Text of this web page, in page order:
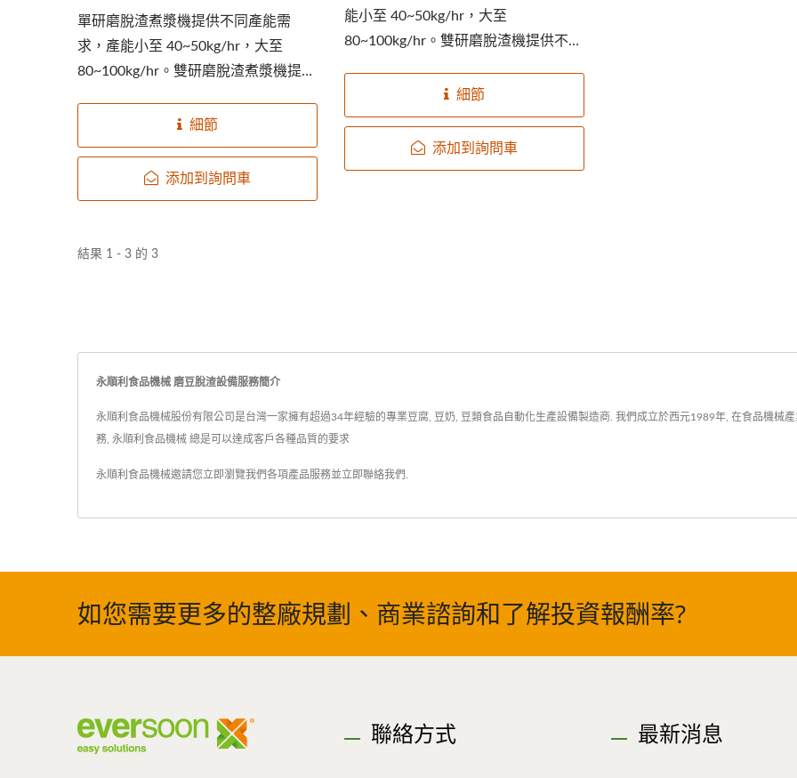
單研磨脫渣煮漿機提供不同產能需
求，產能小至 40~50kg/hr，大至
80~100kg/hr。雙研磨脫渣煮漿機提供
細節
添加到詢問車
能小至 40~50kg/hr，大至
80~100kg/hr。雙研磨脫渣機提供不同
細節
添加到詢問車
結果 1 - 3 的 3
永順利食品機械 磨豆脫渣設備服務簡介
永順利食品機械股份有限公司是台灣一家擁有超過34年經驗的專業豆腐, 豆奶, 豆類食品自動化生產設備製造商. 我們成立於西元1989年, 在食品機械
務, 永順利食品機械 總是可以達成客戶各種品質的要求
永順利食品機械邀請您立即瀏覽我們各項產品服務並立即聯絡我們
如您需要更多的整廠規劃、商業諮詢和了解投資報酬率?
聯絡方式 最新消息